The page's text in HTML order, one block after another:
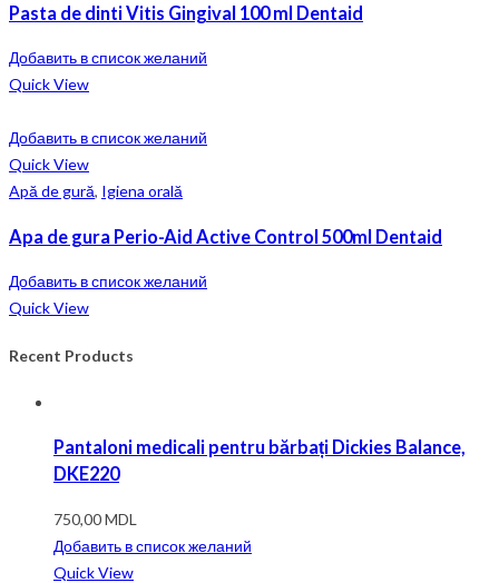
Pasta de dinti Vitis Gingival 100 ml Dentaid
Добавить в список желаний
Quick View
Добавить в список желаний
Quick View
Apă de gură, Igiena orală
Apa de gura Perio-Aid Active Control 500ml Dentaid
Добавить в список желаний
Quick View
Recent Products
Pantaloni medicali pentru bărbați Dickies Balance,
DKE220
750,00MDL
Добавить в список желаний
Quick View